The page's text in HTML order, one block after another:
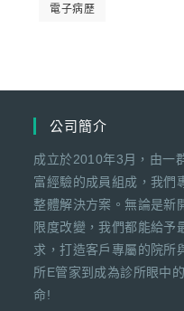
電子病歷
公司簡介
成立於2010年3月，由一
富經驗的成員組成，我們
整體解決方案。無論是新
限度改變，我們都能給予
求，打造客戶專屬的院所
所E管家到成為診所眼中
命!